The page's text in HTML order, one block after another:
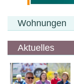
Wohnungen
Aktuelles